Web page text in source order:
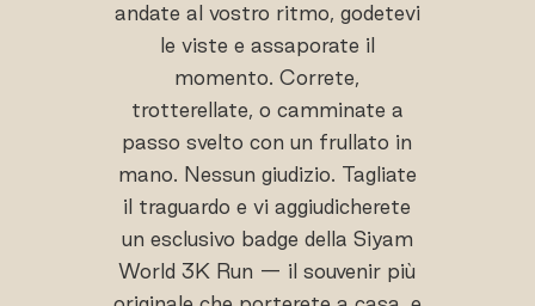
andate al vostro ritmo, godetevi
le viste e assaporate il
momento. Correte,
trotterellate, o camminate a
passo svelto con un frullato in
mano. Nessun giudizio. Tagliate
il traguardo e vi aggiudicherete
un esclusivo badge della Siyam
World 3K Run — il souvenir più